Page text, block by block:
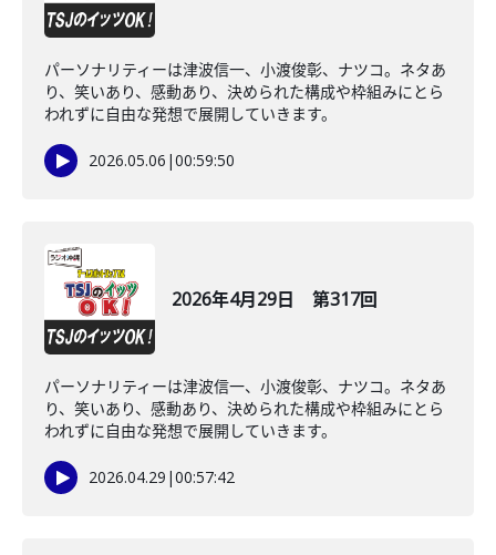
パーソナリティーは津波信一、小渡俊彰、ナツコ。ネタあ
り、笑いあり、感動あり、決められた構成や枠組みにとら
われずに自由な発想で展開していきます。
2026.05.06 |00:59:50
2026年4月29日 第317回
パーソナリティーは津波信一、小渡俊彰、ナツコ。ネタあ
り、笑いあり、感動あり、決められた構成や枠組みにとら
われずに自由な発想で展開していきます。
2026.04.29 |00:57:42